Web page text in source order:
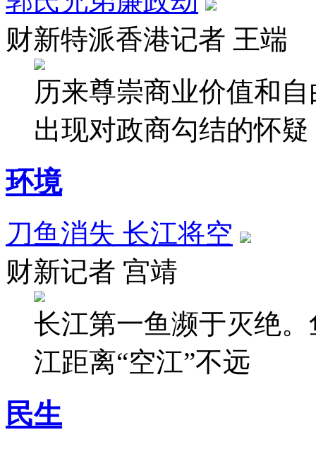
财新特派香港记者 王端
历来尊崇商业价值和
出现对政商勾结的怀疑
环境
刀鱼消失 长江将空
财新记者 宫靖
长江第一鱼濒于灭绝
江距离“空江”不远
民生